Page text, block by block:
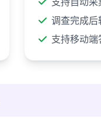
调查完成
支持移动端